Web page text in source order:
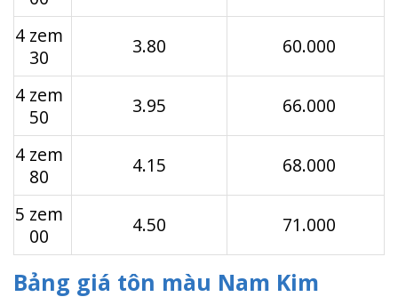
4 zem
30
3.80 60.000
4 zem
50
3.95 66.000
4 zem
80
4.15 68.000
5 zem
00
4.50 71.000
Bảng giá tôn màu Nam Kim